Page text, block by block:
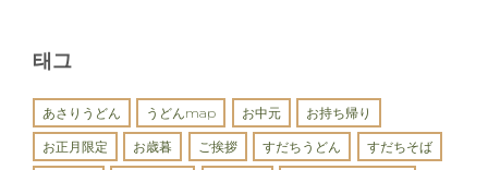
태그
あさりうどん うどんmap お中元 お持ち帰り
お正月限定 お歳暮 ご挨拶 すだちうどん すだちそば